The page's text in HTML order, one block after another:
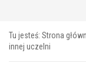
Tu jesteś: Strona
innej uczelni